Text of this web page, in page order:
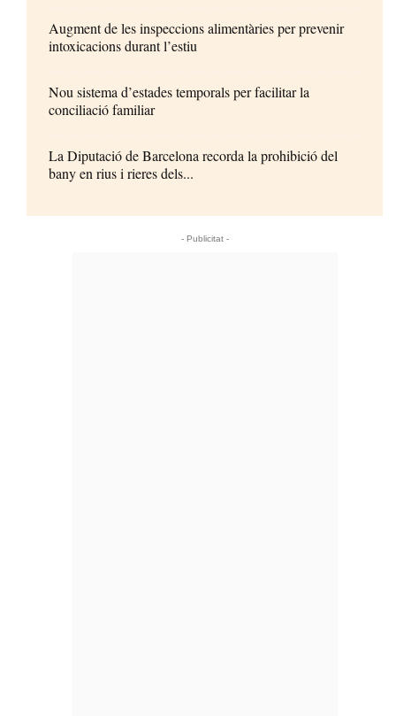
Augment de les inspeccions alimentàries per prevenir
intoxicacions durant l’estiu
Nou sistema d’estades temporals per facilitar la
conciliació familiar
La Diputació de Barcelona recorda la prohibició del
bany en rius i rieres dels...
- Publicitat -